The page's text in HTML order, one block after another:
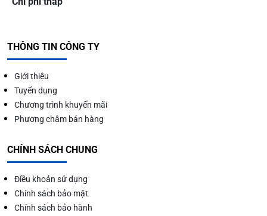
THÔNG TIN CÔNG TY
Giới thiệu
Tuyển dụng
Chương trình khuyến mãi
Phương châm bán hàng
CHÍNH SÁCH CHUNG
Điều khoản sử dụng
Chính sách bảo mật
Chính sách bảo hành